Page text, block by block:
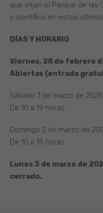
que elijan el Parque de
y científico en estos
DÍAS Y HORARIO
Viernes, 28 de febrero
Abiertas (entrada
Sábado 1 de marzo de
De 10 a 19 horas.
Domingo 2 de marzo de
De 10 a 15 horas.
Lunes 3 de marzo de
cerrado.